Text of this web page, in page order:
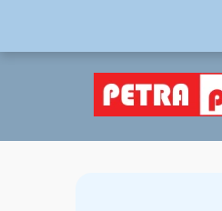
springen